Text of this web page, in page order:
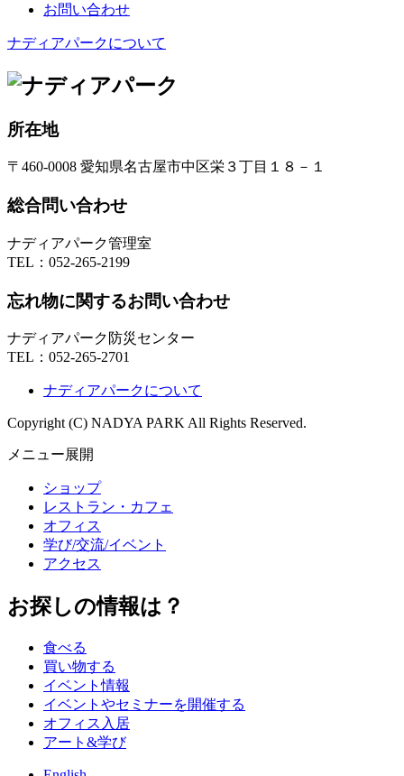
お問い合わせ
ナディアパークについて
所在地
〒460-0008 愛知県名古屋市中区栄３丁目１８－１
総合問い合わせ
ナディアパーク管理室
TEL： 052-265-2199
忘れ物に関するお問い合わせ
ナディアパーク防災センター
TEL： 052-265-2701
ナディアパークについて
Copyright (C) NADYA PARK All Rights Reserved.
メニュー展開
ショップ
レストラン・カフェ
オフィス
学び/交流/イベント
アクセス
お探しの情報は？
食べる
買い物する
イベント情報
イベントやセミナーを開催する
オフィス入居
アート&学び